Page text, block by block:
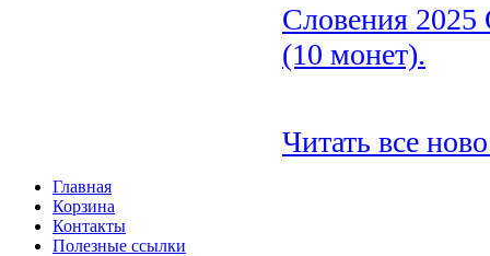
Словения
(10 монет).
Читать все
Главная
Корзина
Контакты
Полезные ссылки